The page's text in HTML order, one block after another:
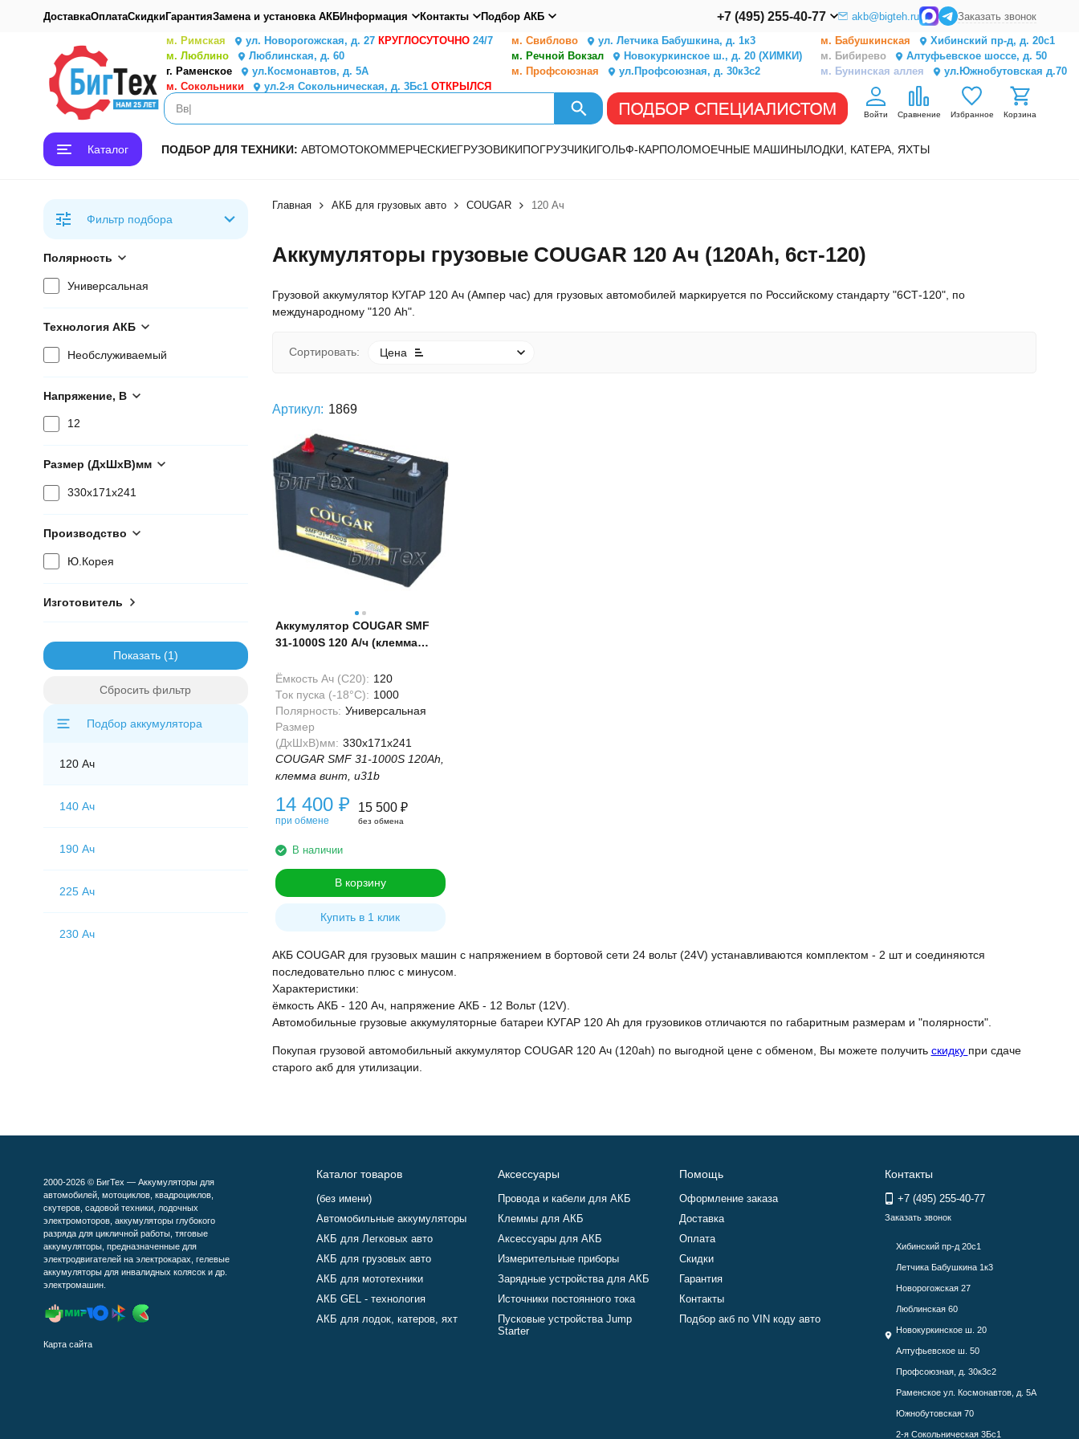
ДоставкаОплатаСкидкиГарантияЗамена и установка АКБИнформация Контакты Подбор АКБ +7 (495) 255-40-77 akb@bigteh.ru Заказать звонок
м. Римская ул. Новорогожская, д. 27 КРУГЛОСУТОЧНО24/7 м. Свиблово ул. Летчика Бабушкина, д. 1к3 м. Бабушкинская
Хибинский пр-д, д. 20с1
м. Люблино
Люблинская, д. 60 м. Речной Вокзал Новокуркинское ш., д. 20 (ХИМКИ) м. Бибирево
Алтуфьевское шоссе, д. 50
г. Раменское
ул.Космонавтов, д. 5А м. Профсоюзная ул.Профсоюзная, д. 30к3с2 м. Бунинская аллея
ул.Южнобутовская д.70
м. Сокольники
ул.2-я Сокольническая, д. 3Бс1 ОТКРЫЛСЯ
Войти Сравнение Избранное Корзина
Каталог ПОДБОР ДЛЯ ТЕХНИКИ: АВТОМОТОКОММЕРЧЕСКИЕГРУЗОВИКИПОГРУЗЧИКИГОЛЬФ-КАРПОЛОМОЕЧНЫЕ МАШИНЫЛОДКИ, КАТЕРА, ЯХТЫ
Главная АКБ для грузовых авто COUGAR 120 Ач
Аккумуляторы грузовые COUGAR 120 Ач (120Ah, 6ст-120)
Грузовой аккумулятор КУГАР 120 Ач (Ампер час) для грузовых автомобилей маркируется по Российскому стандарту "6СТ-120", по
международному "120 Ah".
Сортировать: Цена
Артикул: 1869
Аккумулятор COUGAR SMF
31-1000S 120 А/ч (клемма
Ёмкость Ач (С20): 120
Ток пуска (-18°С): 1000
Полярность: Универсальная
Размер
(ДхШхВ)мм: 330x171x241
COUGAR SMF 31-1000S 120Ah,
клемма винт, u31b
14 400 ₽
при обмене
15 500 ₽
без обмена
В наличии
В корзину
Купить в 1 клик
АКБ COUGAR для грузовых машин с напряжением в бортовой сети 24 вольт (24V) устанавливаются комплектом - 2 шт и соединяются
последовательно плюс с минусом.
Характеристики:
ёмкость АКБ - 120 Ач, напряжение АКБ - 12 Вольт (12V).
Автомобильные грузовые аккумуляторные батареи КУГАР 120 Ah для грузовиков отличаются по габаритным размерам и "полярности".
Покупая грузовой автомобильный аккумулятор COUGAR 120 Ач (120ah) по выгодной цене с обменом, Вы можете получить скидку при сдаче
старого акб для утилизации.
Фильтр подбора
Полярность
Универсальная
Технология АКБ
Необслуживаемый
Напряжение, В
12
Размер (ДхШхВ)мм
330x171x241
Производство
Ю.Корея
Изготовитель
Показать
Сбросить фильтр
Подбор аккумулятора
120 Ач
140 Ач
190 Ач
225 Ач
230 Ач
2000-2026 © БигТех — Аккумуляторы для
автомобилей, мотоциклов, квадроциклов,
скутеров, садовой техники, лодочных
электромоторов, аккумуляторы глубокого
разряда для цикличной работы, тяговые
аккумуляторы, предназначенные для
электродвигателей на электрокарах, гелевые
аккумуляторы для инвалидных колясок и др.
электромашин.
Карта сайта
Каталог товаров
(без имени)
Автомобильные аккумуляторы
АКБ для Легковых авто
АКБ для грузовых авто
АКБ для мототехники
АКБ GEL - технология
АКБ для лодок, катеров, яхт
Аксессуары
Провода и кабели для АКБ
Клеммы для АКБ
Аксессуары для АКБ
Измерительные приборы
Зарядные устройства для АКБ
Источники постоянного тока
Пусковые устройства Jump
Starter
Помощь
Оформление заказа
Доставка
Оплата
Скидки
Гарантия
Контакты
Подбор акб по VIN коду авто
Контакты
+7 (495) 255-40-77
Заказать звонок
Хибинский пр-д 20с1
Летчика Бабушкина 1к3
Новорогожская 27
Люблинская 60
Новокуркинское ш. 20
Алтуфьевское ш. 50
Профсоюзная, д. 30к3с2
Раменское ул. Космонавтов, д. 5А
Южнобутовская 70
2-я Сокольническая 3Бс1